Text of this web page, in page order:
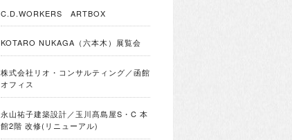
C.D.WORKERS ARTBOX
KOTARO NUKAGA（六本木）展覧会
株式会社リオ・コンサルティング／函館
オフィス
永山祐子建築設計／玉川髙島屋S・C 本
館2階 改修(リニューアル)